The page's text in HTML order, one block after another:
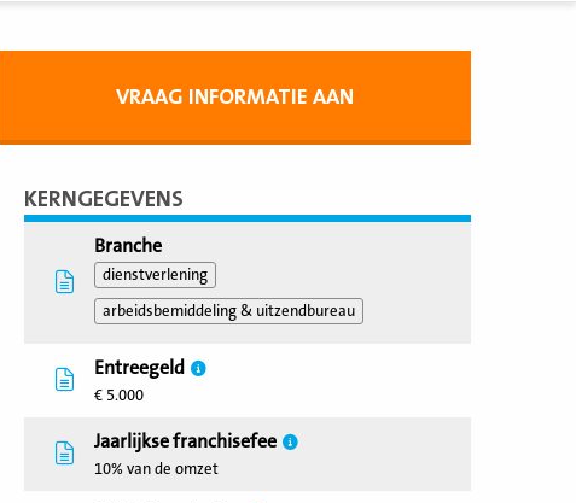
VRAAG INFORMATIE AAN
KERNGEGEVENS
Branche
dienstverlening
arbeidsbemiddeling & uitzendbureau
Entreegeld
€ 5.000
Jaarlijkse franchisefee
10% van de omzet